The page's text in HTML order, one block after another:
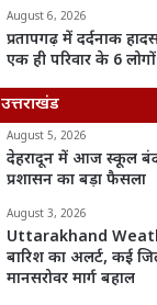
August 6, 2026
प्रतापगढ़ में दर्दनाक
एक ही परिवार के 6
उत्तराखंड
August 5, 2026
देहरादून में आज स्कूल
प्रशासन का बड़ा फैसला
August 3, 2026
Uttarakhand
बारिश का अलर्ट, कई
मानसरोवर मार्ग बहाल